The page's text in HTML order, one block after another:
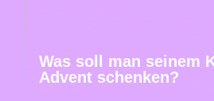
Was soll man seinem
Advent schenken?